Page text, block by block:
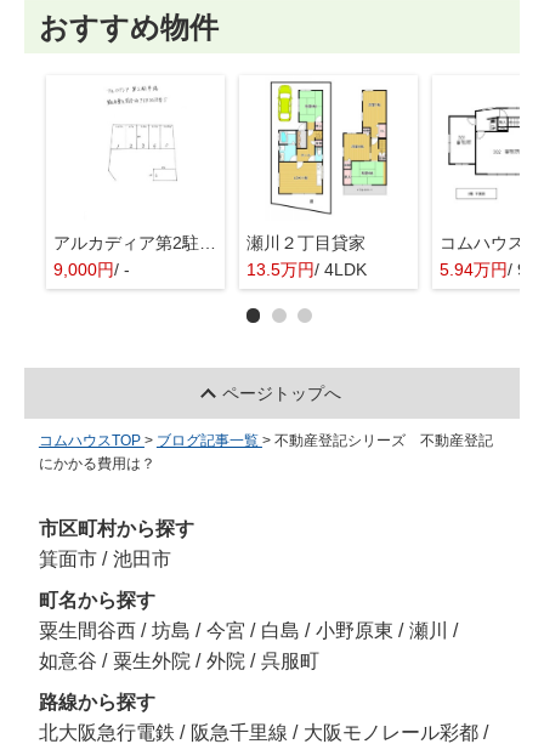
おすすめ物件
9,000円/ -
瀬川２丁目貸家
13.5万円/ 4LDK 5.94万円/
ページトップへ
コムハウスTOP > ブログ記事一覧 > 不動産登記シリーズ 不動産登記
にかかる費用は？
市区町村から探す
箕面市 / 池田市
町名から探す
粟生間谷西 / 坊島 / 今宮 / 白島 / 小野原東 / 瀬川 /
如意谷 / 粟生外院 / 外院 / 呉服町
路線から探す
北大阪急行電鉄 / 阪急千里線 / 大阪モノレール彩都 /